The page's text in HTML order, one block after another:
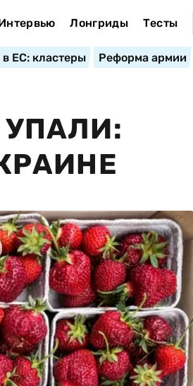
Лонгриды Тесты
ЕС: кластеры Реформа армии